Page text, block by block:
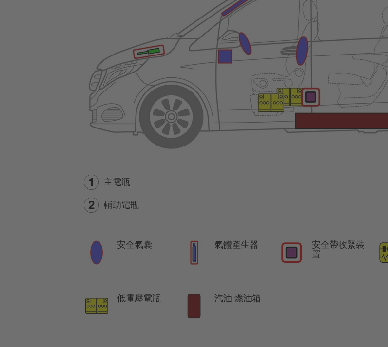
主電瓶
輔助電瓶
安全氣囊 氣體產生器
安全帶收緊裝
置
低電壓電瓶 汽油 燃油箱